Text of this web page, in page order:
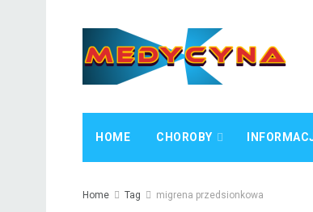
HOME CHOROBY
Home Tag migrena przedsionkowa